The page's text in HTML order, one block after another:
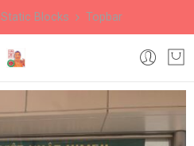
Static Blocks Topbar